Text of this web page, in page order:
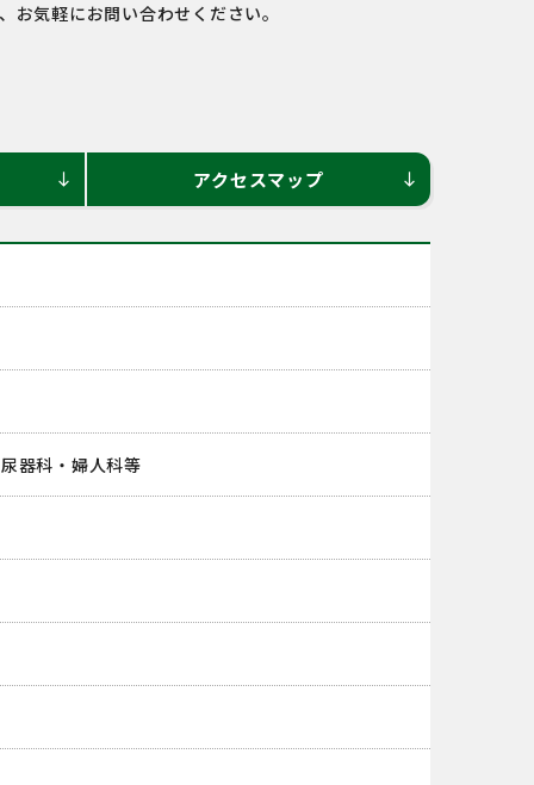
お気軽にお問い合わせください。
south アクセスマップ south
器科・婦人科等